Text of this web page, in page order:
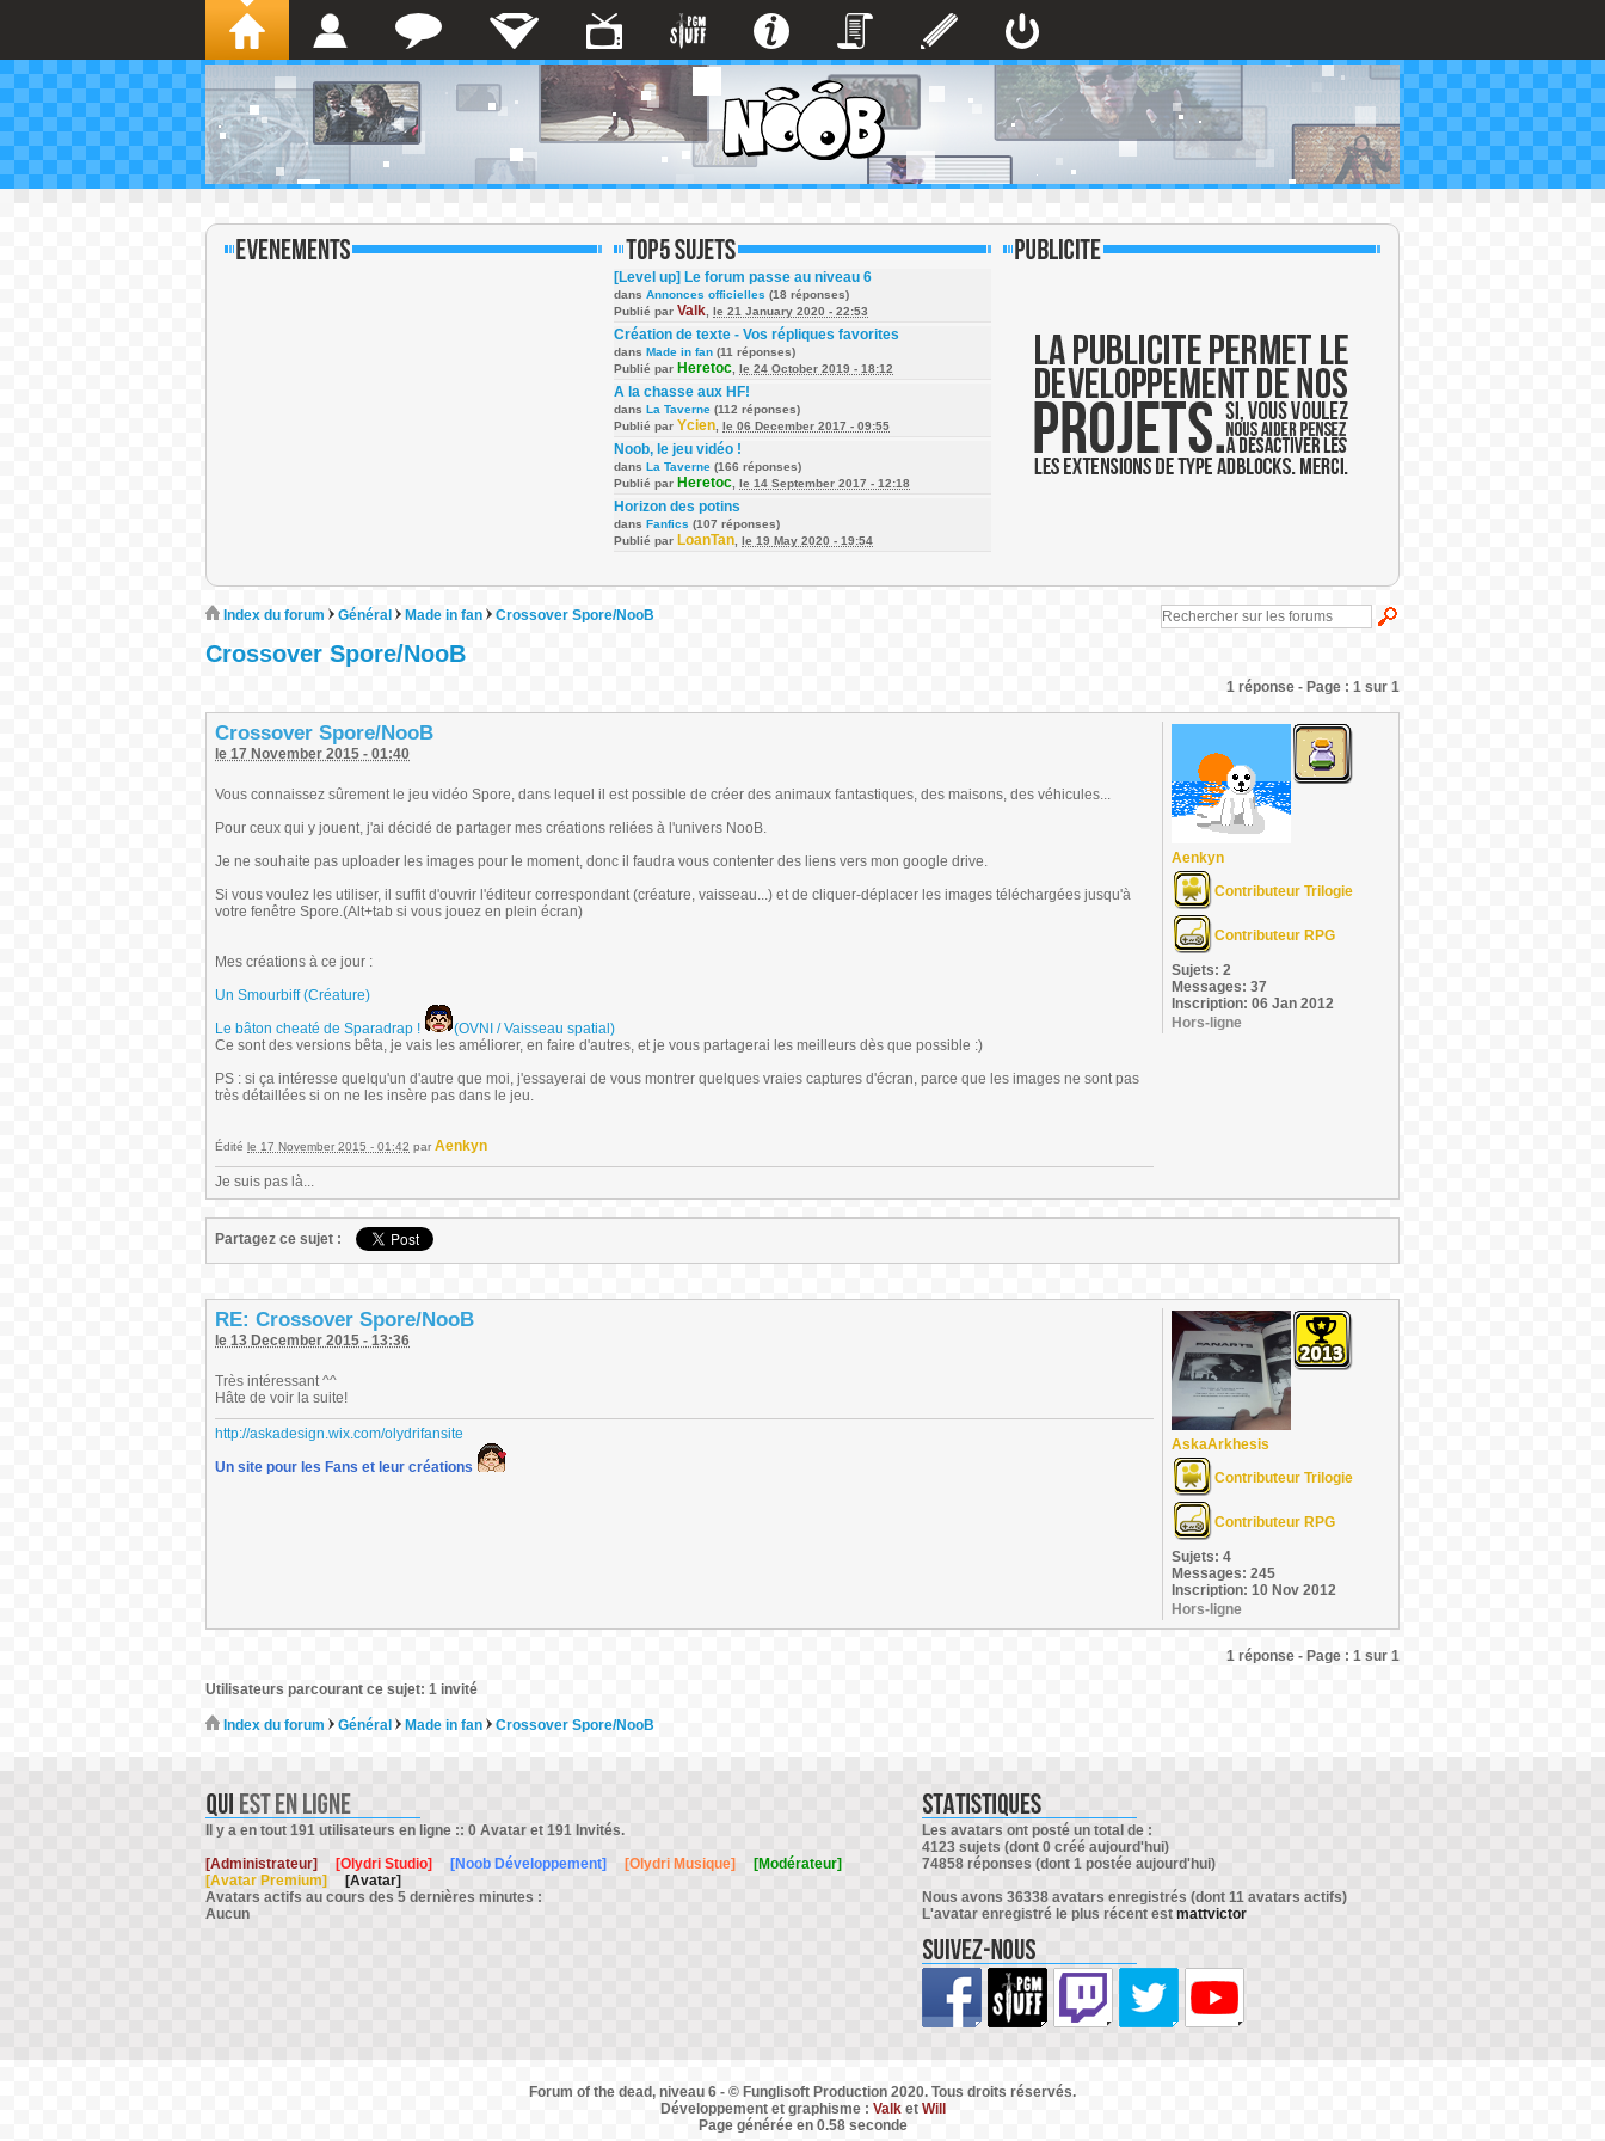
[Level up] Le forum passe au niveau 6
dans Annonces officielles (18 réponses)
Publié par Valk le 21 January 2020 - 22:53
Création de texte - Vos répliques favorites
dans Made in fan (11 réponses)
Publié par Heretoc le 24 October 2019 - 18:12
A la chasse aux HF!
dans La Taverne (112 réponses)
Publié par Ycien le 06 December 2017 - 09:55
Noob, le jeu vidéo !
dans La Taverne (166 réponses)
Publié par Heretoc le 14 September 2017 - 12:18
Horizon des potins
dans Fanfics (107 réponses)
Publié par LoanTan le 19 May 2020 - 19:54
Index du forum Général Made in fan Crossover Spore/NooB
Crossover Spore/NooB
1 réponse - Page : 1 sur 1
Crossover Spore/NooB
le 17 November 2015 - 01:40
Vous connaissez sûrement le jeu vidéo Spore, dans lequel il est possible de créer des animaux fantastiques, des maisons, des véhicules...
Pour ceux qui y jouent, j'ai décidé de partager mes créations reliées à l'univers NooB.
Je ne souhaite pas uploader les images pour le moment, donc il faudra vous contenter des liens vers mon google drive.
Si vous voulez les utiliser, il suffit d'ouvrir l'éditeur correspondant (créature, vaisseau...) et de cliquer-déplacer les images téléchargées jusqu'à
votre fenêtre Spore.(Alt+tab si vous jouez en plein écran)
Mes créations à ce jour :
Un Smourbiff (Créature)
Le bâton cheaté de Sparadrap !
(OVNI / Vaisseau spatial)
Ce sont des versions bêta, je vais les améliorer, en faire d'autres, et je vous partagerai les meilleurs dès que possible :)
PS : si ça intéresse quelqu'un d'autre que moi, j'essayerai de vous montrer quelques vraies captures d'écran, parce que les images ne sont pas
très détaillées si on ne les insère pas dans le jeu.
Édité le 17 November 2015 - 01:42 par Aenkyn
Je suis pas là...
Aenkyn
Contributeur Trilogie
Contributeur RPG
Sujets: 2
Messages: 37
Inscription: 06 Jan 2012
Hors-ligne
Partagez ce sujet :
RE: Crossover Spore/NooB
le 13 December 2015 - 13:36
Très intéressant ^^
Hâte de voir la suite!
http://askadesign.wix.com/olydrifansite
Un site pour les Fans et leur créations
AskaArkhesis
Contributeur Trilogie
Contributeur RPG
Sujets: 4
Messages: 245
Inscription: 10 Nov 2012
Hors-ligne
1 réponse - Page : 1 sur 1
Utilisateurs parcourant ce sujet: 1 invité
Index du forum Général Made in fan Crossover Spore/NooB
Il y a en tout 191 utilisateurs en ligne :: 0 Avatar et 191 Invités.
[Administrateur]
[Olydri Studio] [Noob Développement] [Olydri Musique]
[Modérateur]
[Avatar Premium]
[Avatar]
Avatars actifs au cours des 5 dernières minutes :
Aucun
Les avatars ont posté un total de :
4123 sujets (dont 0 créé aujourd'hui)
74858 réponses (dont 1 postée aujourd'hui)
Nous avons 36338 avatars enregistrés (dont 11 avatars actifs)
L'avatar enregistré le plus récent est mattvictor
Forum of the dead, niveau 6 - © Funglisoft Production 2020. Tous droits réservés.
Développement et graphisme : Valket Will
Page générée en 0.58 seconde